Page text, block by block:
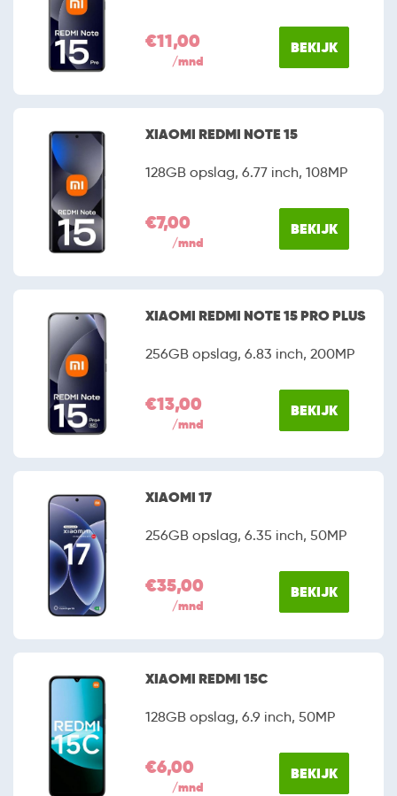
€11,00
/mnd
BEKIJK
XIAOMI REDMI NOTE 15
128GB opslag, 6.77 inch, 108MP
€7,00
/mnd
BEKIJK
XIAOMI REDMI NOTE 15 PRO PLUS
256GB opslag, 6.83 inch, 200MP
€13,00
/mnd
BEKIJK
XIAOMI 17
256GB opslag, 6.35 inch, 50MP
€35,00
/mnd
BEKIJK
XIAOMI REDMI 15C
128GB opslag, 6.9 inch, 50MP
€6,00
/mnd
BEKIJK